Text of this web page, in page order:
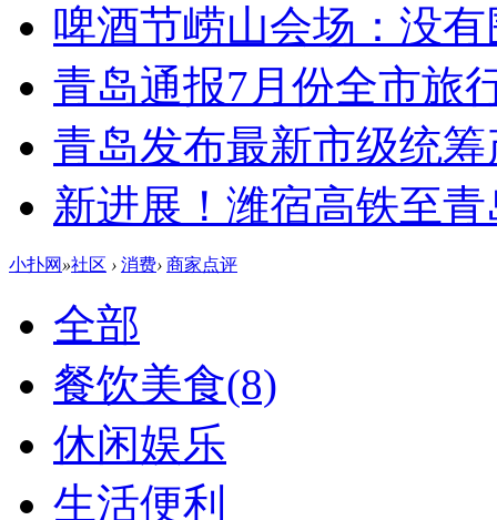
啤酒节崂山会场：没有
青岛通报7月份全市旅
青岛发布最新市级统
新进展！潍宿高铁至
小扑网 »社区 › 消费› 商家点评
全部
餐饮美食(8)
休闲娱乐
生活便利